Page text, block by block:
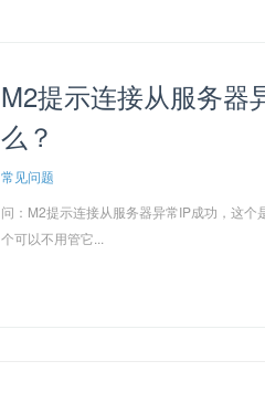
M2提示连接从服务器
么？
常见问题
问：M2提示连接从服务器异常IP成功，这
个可以不用管它...